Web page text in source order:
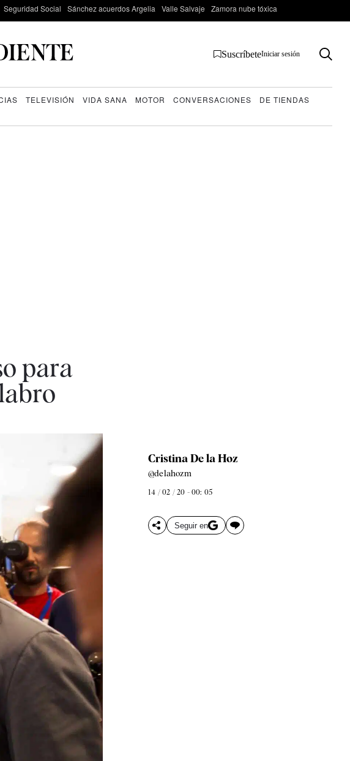
Seguridad Social Sánchez acuerdos Argelia Valle Salvaje Zamora nube tóxica
SuscríbeteIniciar sesión
TELEVISIÓN VIDA SANA MOTOR CONVERSACIONES
DE TIENDAS
para
Cristina De la Hoz
@delahozm
14 / 02 / 20 - 00: 05
Seguir en